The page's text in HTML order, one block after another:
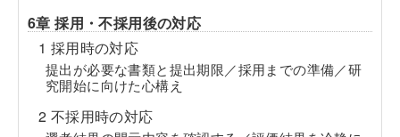
6章 採用・不採用後の対応
1 採用時の対応
提出が必要な書類と提出期限／採用までの準備／研
究開始に向けた心構え
2 不採用時の対応